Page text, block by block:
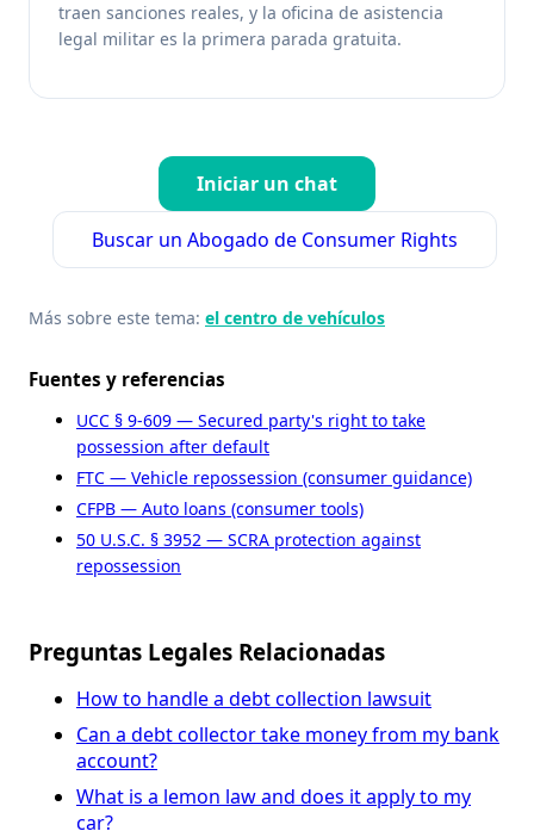
traen sanciones reales, y la oficina de asistencia
legal militar es la primera parada gratuita.
Iniciar un chat
Buscar un Abogado de Consumer Rights
Más sobre este tema: el centro de vehículos
Fuentes y referencias
UCC § 9-609 — Secured party's right to take
possession after default
FTC — Vehicle repossession (consumer guidance)
CFPB — Auto loans (consumer tools)
50 U.S.C. § 3952 — SCRA protection against
repossession
Preguntas Legales Relacionadas
How to handle a debt collection lawsuit
Can a debt collector take money from my bank
account?
What is a lemon law and does it apply to my
car?